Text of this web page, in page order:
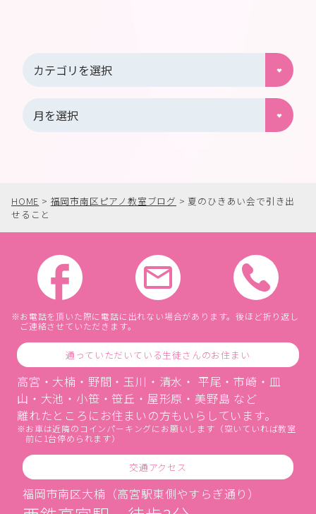
HOME > 福岡市南区ピアノ教室ブログ > 夏のひきあい会で引き出
せること
お電話を頂いた際に電話に出れない場合があります。後ほど折り返し
ご連絡させていただきます。
通っていただいている生徒さんのお住まい
高宮・大楠・野間・玉川・清水・ 平尾・市崎・皿
山・大池・小笹・笹丘・屋形原・美野島 など
離れたところにお住まいの方もいらしています。
お車は近隣のコインパーキングにお願いします（空いていれば教室
前に1台停められます）
交通アクセス
福岡市南区大楠（高宮駅東側やすらぎ通り）